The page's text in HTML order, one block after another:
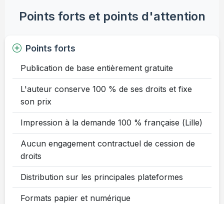
Points forts et points d'attention
Points forts
Publication de base entièrement gratuite
L'auteur conserve 100 % de ses droits et fixe
son prix
Impression à la demande 100 % française (Lille)
Aucun engagement contractuel de cession de
droits
Distribution sur les principales plateformes
Formats papier et numérique